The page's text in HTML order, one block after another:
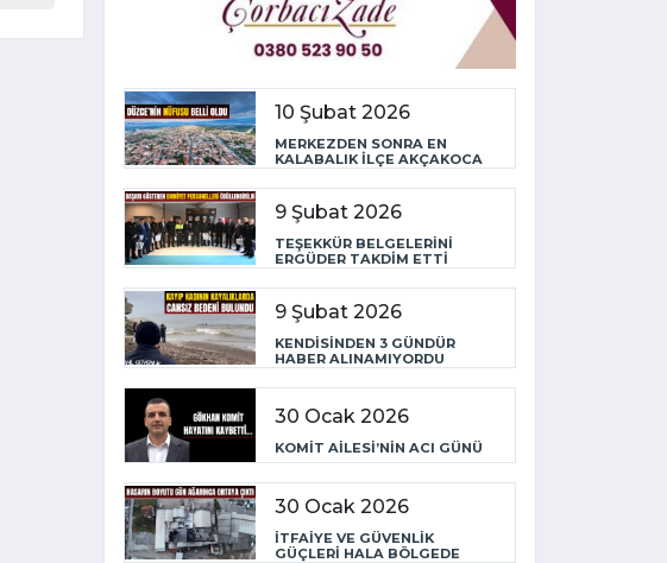
10 Şubat 2026
MERKEZDEN SONRA EN
KALABALIK İLÇE AKÇAKOCA
9 Şubat 2026
TEŞEKKÜR BELGELERİNİ
ERGÜDER TAKDİM ETTİ
9 Şubat 2026
KENDİSİNDEN 3 GÜNDÜR
HABER ALINAMIYORDU
30 Ocak 2026
KOMİT AİLESİ’NİN ACI GÜNÜ
30 Ocak 2026
İTFAİYE VE GÜVENLİK
GÜÇLERİ HALA BÖLGEDE